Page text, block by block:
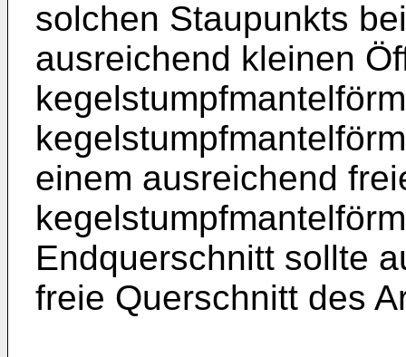
solchen Staupunkts
ausreichend kleinen
einem ausreichend
Endquerschnitt sollte
freie Querschnitt des